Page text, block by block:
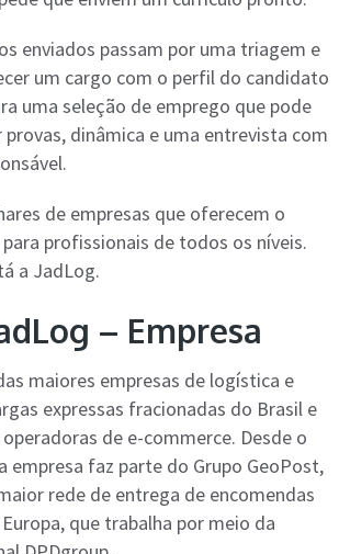
enviados passam por uma triagem e
um cargo com o perfil do candidato
uma seleção de emprego que pode
dinâmica e uma entrevista com
de empresas que oferecem o
profissionais de todos os níveis.
a JadLog.
– Empresa
maiores empresas de logística e
expressas fracionadas do Brasil e
de e-commerce. Desde o
empresa faz parte do Grupo GeoPost,
rede de entrega de encomendas
que trabalha por meio da